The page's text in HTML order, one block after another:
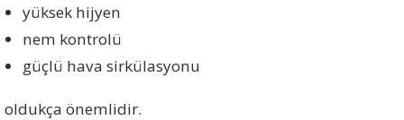
yüksek hijyen
nem kontrolü
güçlü hava sirkülasyonu
oldukça önemlidir.